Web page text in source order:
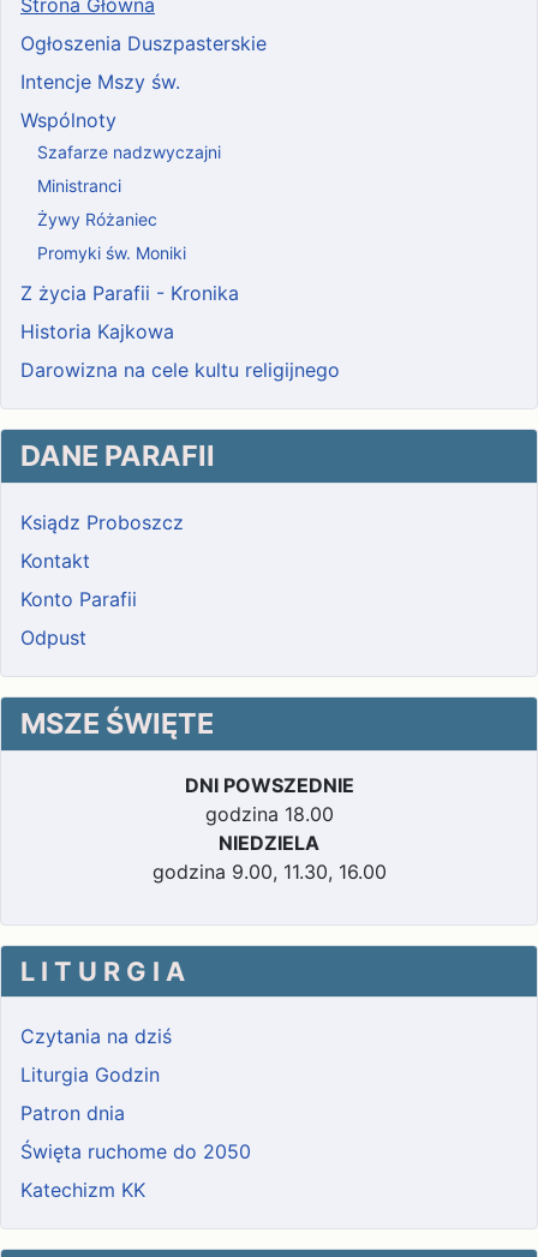
Strona Główna
Ogłoszenia Duszpasterskie
Intencje Mszy św.
Wspólnoty
Szafarze nadzwyczajni
Ministranci
Żywy Różaniec
Promyki św. Moniki
Z życia Parafii - Kronika
Historia Kajkowa
Darowizna na cele kultu religijnego
DANE PARAFII
Ksiądz Proboszcz
Kontakt
Konto Parafii
Odpust
MSZE ŚWIĘTE
DNI POWSZEDNIE
godzina 18.00
NIEDZIELA
godzina 9.00, 11.30, 16.00
L I T U R G I A
Czytania na dziś
Liturgia Godzin
Patron dnia
Święta ruchome do 2050
Katechizm KK